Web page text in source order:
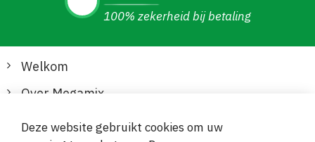
100% zekerheid bij betaling
Welkom
Over Megamix
Informatie
Deze website gebruikt cookies om uw